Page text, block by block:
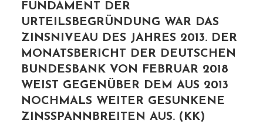
FUNDAMENT DER
URTEILSBEGRÜNDUNG WAR DAS
ZINSNIVEAU DES JAHRES 2013. DER
MONATSBERICHT DER DEUTSCHEN
BUNDESBANK VON FEBRUAR 2018
WEIST GEGENÜBER DEM AUS 2013
NOCHMALS WEITER GESUNKENE
ZINSSPANNBREITEN AUS. (KK)